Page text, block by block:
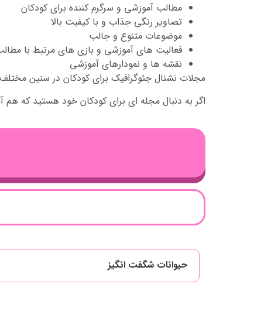
مطالب آموزشی و سرگرم کننده برای کودکان
تصاویر رنگی جذاب و با کیفیت بالا
موضوعات متنوع و جالب
فعالیت های آموزشی و بازی های مرتبط با
نقشه ها و نمودارهای آموزشی
مجلات نشنال جئوگرافیک برای کودکان در سنین
اگر به دنبال مجله ای برای کودکان خود هستید که
حیوانات شگفت انگیز